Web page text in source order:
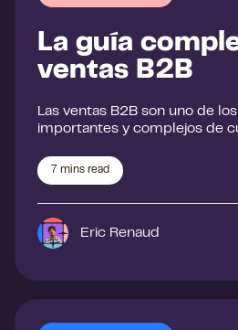
La guía
ventas B2B
Las ventas B2B son uno de
importantes y complejos de
7 mins read
Eric Renaud